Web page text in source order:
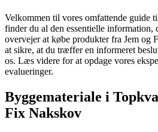
Velkommen til vores omfattende guide
finder du al den essentielle information,
overvejer at købe produkter fra Jem og
at sikre, at du træffer en informeret
os. Læs videre for at opdage vores
evalueringer.
Byggemateriale i
Fix Nakskov